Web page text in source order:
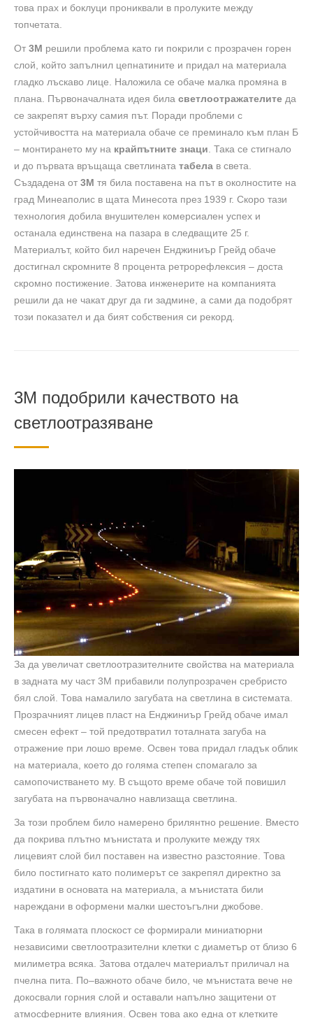
това прах и боклуци прониквали в пролуките между
топчетата.
От 3М решили проблема като ги покрили с прозрачен горен
слой, който запълнил цепнатините и придал на материала
гладко лъскаво лице. Наложила се обаче малка промяна в
плана. Първоначалната идея била светлоотражателите да
се закрепят върху самия път. Поради проблеми с
устойчивостта на материала обаче се преминало към план Б
– монтирането му на крайпътните знаци . Така се стигнало
и до първата връщаща светлината табела в света.
Създадена от 3М тя била поставена на път в околностите на
град Минеаполис в щата Минесота през 1939 г. Скоро тази
технология добила внушителен комерсиален успех и
останала единствена на пазара в следващите 25 г.
Материалът, който бил наречен Енджиниър Грейд обаче
достигнал скромните 8 процента ретрорефлексия – доста
скромно постижение. Затова инженерите на компанията
решили да не чакат друг да ги задмине, а сами да подобрят
този показател и да бият собствения си рекорд.
3M подобрили качеството на
светлоотразяване
За да увеличат светлоотразителните свойства на материала
в задната му част 3М прибавили полупрозрачен сребристо
бял слой. Това намалило загубата на светлина в системата.
Прозрачният лицев пласт на Енджиниър Грейд обаче имал
смесен ефект – той предотвратил тоталната загуба на
отражение при лошо време. Освен това придал гладък облик
на материала, което до голяма степен спомагало за
самопочистването му. В същото време обаче той повишил
загубата на първоначално навлизаща светлина.
За този проблем било намерено брилянтно решение. Вместо
да покрива плътно мънистата и пролуките между тях
лицевият слой бил поставен на известно разстояние. Това
било постигнато като полимерът се закрепял директно за
издатини в основата на материала, а мънистата били
нареждани в оформени малки шестоъгълни джобове.
Така в голямата плоскост се формирали миниатюрни
независими светлоотразителни клетки с диаметър от близо 6
милиметра всяка. Затова отдалеч материалът приличал на
пчелна пита. По–важното обаче било, че мънистата вече не
докосвали горния слой и оставали напълно защитени от
атмосферните влияния. Освен това ако една от клетките